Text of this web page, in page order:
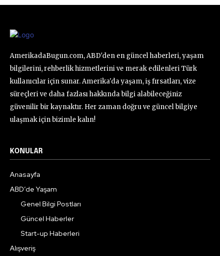
AmerikadaBugun.com, ABD'den en güncel haberleri, yaşam
bilgilerini, rehberlik hizmetlerini ve merak edilenleri Türk
kullanıcılar için sunar. Amerika'da yaşam, iş fırsatları, vize
süreçleri ve daha fazlası hakkında bilgi alabileceğiniz
güvenilir bir kaynaktır. Her zaman doğru ve güncel bilgiye
ulaşmak için bizimle kalın!
KONULAR
Anasayfa
ABD’de Yaşam
Genel Bilgi Postları
Güncel Haberler
Start-up Haberleri
Alışveriş